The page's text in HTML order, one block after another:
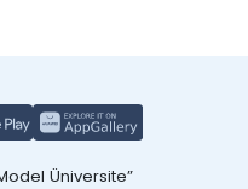
Üniversite”